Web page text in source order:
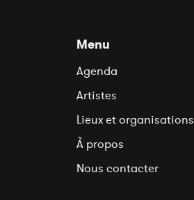
Menu
Agenda
Artistes
Lieux et organisations
À propos
Nous contacter